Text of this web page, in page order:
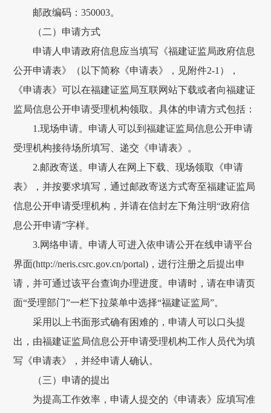
邮政编码：350003。
（二）申请方式
申请人申请政府信息应当填写《福建证监局政府信息
公开申请表》（以下简称《申请表》，见附件2-1），
《申请表》可以在福建证监局互联网站下载或者向福建证
监局信息公开申请受理机构领取。具体的申请方式包括：
1.现场申请。申请人可以到福建证监局信息公开申请
受理机构接待场所填写、递交《申请表》。
2.邮政寄送。申请人在网上下载、现场领取《申请
表》，并按要求填写，通过邮政寄送方式寄至福建证监局
信息公开申请受理机构，并请在信封左下角注明“政府信
息公开申请”字样。
3.网络申请。申请人可进入依申请公开在线申请平台
界面(http://neris.csrc.gov.cn/portal)，进行注册之后提出申
请，并可通过该平台查询办理进度。申请时，请在申请页
面“受理部门”一栏下拉菜单中选择“福建证监局”。
采用以上书面形式确有困难的，申请人可以口头提
出，由福建证监局信息公开申请受理机构工作人员代为填
写《申请表》，并经申请人确认。
（三）申请的提出
为提高工作效率，申请人提交的《申请表》应填写准